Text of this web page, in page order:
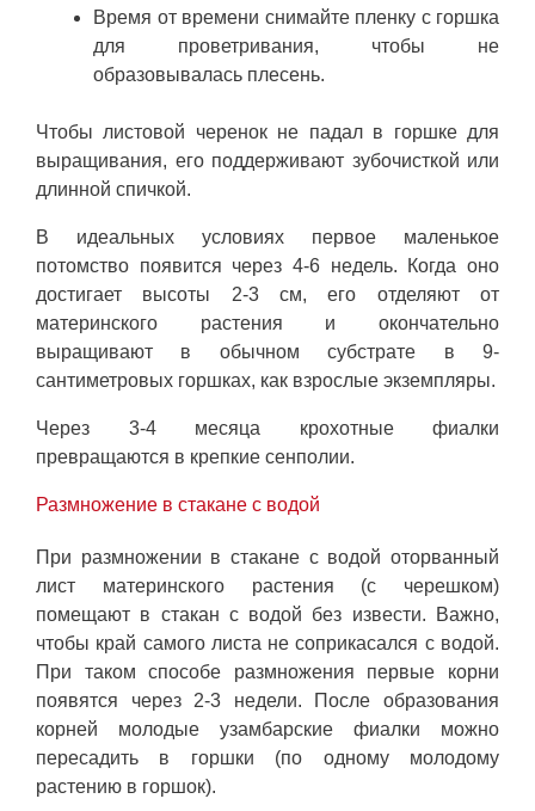
Время от времени снимайте пленку с горшка
для проветривания, чтобы не
образовывалась плесень.
Чтобы листовой черенок не падал в горшке для
выращивания, его поддерживают зубочисткой или
длинной спичкой.
В идеальных условиях первое маленькое
потомство появится через 4-6 недель. Когда оно
достигает высоты 2-3 см, его отделяют от
материнского растения и окончательно
выращивают в обычном субстрате в 9-
сантиметровых горшках, как взрослые экземпляры.
Через 3-4 месяца крохотные фиалки
превращаются в крепкие сенполии.
Размножение в стакане с водой
При размножении в стакане с водой оторванный
лист материнского растения (с черешком)
помещают в стакан с водой без извести. Важно,
чтобы край самого листа не соприкасался с водой.
При таком способе размножения первые корни
появятся через 2-3 недели. После образования
корней молодые узамбарские фиалки можно
пересадить в горшки (по одному молодому
растению в горшок).